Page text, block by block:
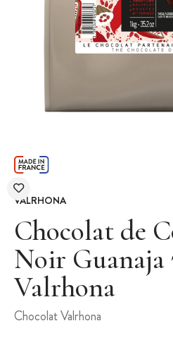
VALRHONA
Chocolat de
Noir Guanaja
Valrhona
Chocolat Valrhona